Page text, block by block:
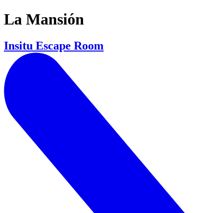
La Mansión
Insitu Escape Room